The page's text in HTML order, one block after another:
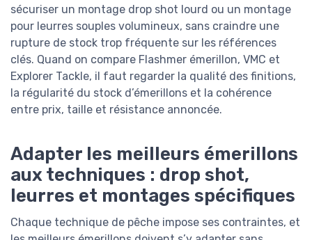
sécuriser un montage drop shot lourd ou un montage
pour leurres souples volumineux, sans craindre une
rupture de stock trop fréquente sur les références
clés. Quand on compare Flashmer émerillon, VMC et
Explorer Tackle, il faut regarder la qualité des finitions,
la régularité du stock d’émerillons et la cohérence
entre prix, taille et résistance annoncée.
Adapter les meilleurs émerillons
aux techniques : drop shot,
leurres et montages spécifiques
Chaque technique de pêche impose ses contraintes, et